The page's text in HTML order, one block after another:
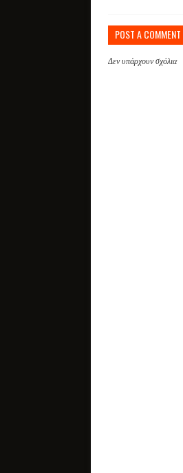
POST A COMMENT
Δεν υπάρχουν σχόλια